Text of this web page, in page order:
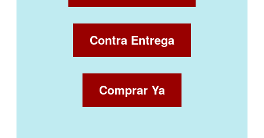
Contra Entrega
Comprar Ya